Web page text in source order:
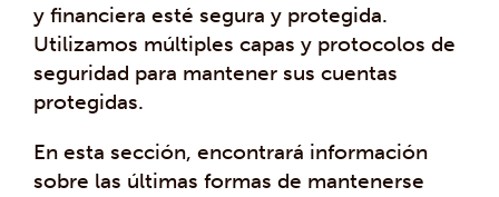
y financiera esté segura y protegida.
Utilizamos múltiples capas y protocolos de
seguridad para mantener sus cuentas
protegidas.
En esta sección, encontrará información
sobre las últimas formas de mantenerse